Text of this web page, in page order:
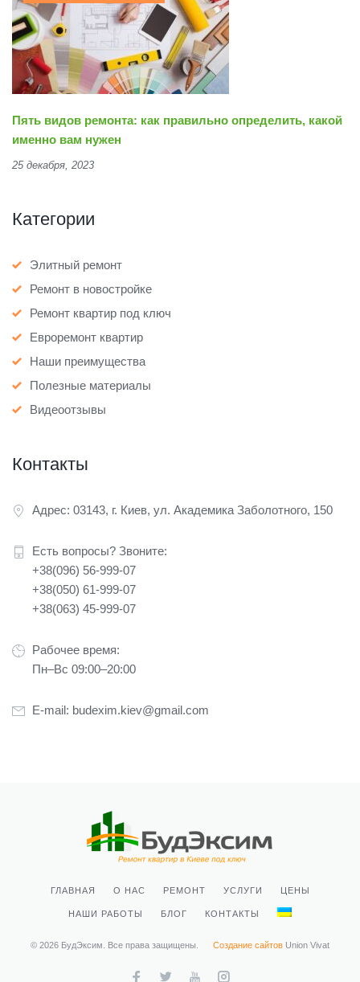
Пять видов ремонта: как правильно определить, какой
именно вам нужен
25 декабря, 2023
Категории
Элитный ремонт
Ремонт в новостройке
Ремонт квартир под ключ
Евроремонт квартир
Наши преимущества
Полезные материалы
Видеоотзывы
Контакты
Адрес: 03143, г. Киев, ул. Академика Заболотного, 150
Есть вопросы? Звоните:
+38(096) 56-999-07
+38(050) 61-999-07
+38(063) 45-999-07
Рабочее время:
Пн–Вс 09:00–20:00
E-mail: budexim.kiev@gmail.com
ГЛАВНАЯ О НАС РЕМОНТ УСЛУГИ ЦЕНЫ
НАШИ РАБОТЫ БЛОГ КОНТАКТЫ
© 2026 БудЭксим. Все права защищены. Создание сайтов Union Vivat